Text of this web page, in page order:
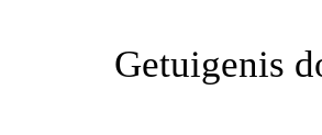
Getuigenis